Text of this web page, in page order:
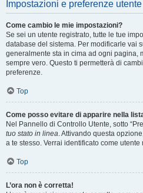
Impostazioni e preferenze utente
Come cambio le mie impostazioni?
Se sei un utente registrato, tutte le tue
database del sistema. Per modificarle vai
generalmente sta in cima ad ogni pagina,
sempre vero. Questo ti permetterà di
preferenze.
Top
Come posso evitare di apparire nella
Nel Pannello di Controllo Utente, sotto
tuo stato in linea. Attivando questa
a te stesso. Verrai identificato come utente
Top
L’ora non è corretta!